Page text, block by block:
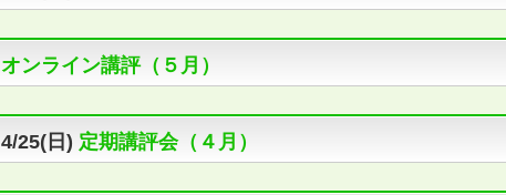
オンライン講評（５月）
4/25(日) 定期講評会（４月）